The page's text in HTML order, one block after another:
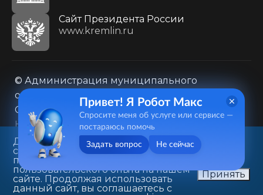
Cайт Президента России
www.kremlin.ru
© Администрация муниципального
образования городского округа «Город
Саратов»
Контакты
Карта сайта
Политика в отношении обработки
персональных данных
410031, г. Саратов, ул. Первомайская, д. 78
+7(8452)26-02-49
Данный веб-сайт использует
cookie-файлы в целях
предоставления вам лучшего
пользовательского опыта на нашем
сайте. Продолжая использовать
данный сайт, вы соглашаетесь с
Принять
Привет! Я Робот Макс
Спросите меня об услуге или сервисе —
постараюсь помочь
Задать вопрос Не сейчас